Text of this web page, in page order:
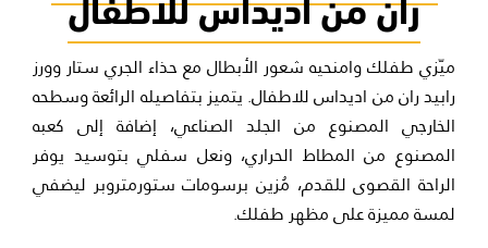
ميّزي طفلك وامنحيه شعور الأبطال مع حذاء الجري ستار وورز
رابيد ران من اديداس للاطفال. يتميز بتفاصيله الرائعة وسطحه
الخارجي المصنوع من الجلد الصناعي، إضافة إلى كعبه
المصنوع من المطاط الحراري، ونعل سفلي بتوسيد يوفر
الراحة القصوى للقدم، مُزين برسومات ستورمتروبر ليضفي
لمسة مميزة على مظهر طفلك.